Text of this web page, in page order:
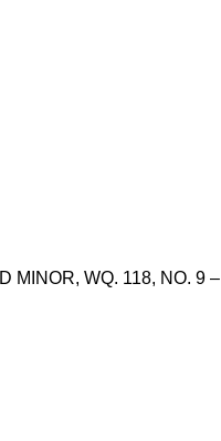
MINOR, WQ. 118, NO. 9 –